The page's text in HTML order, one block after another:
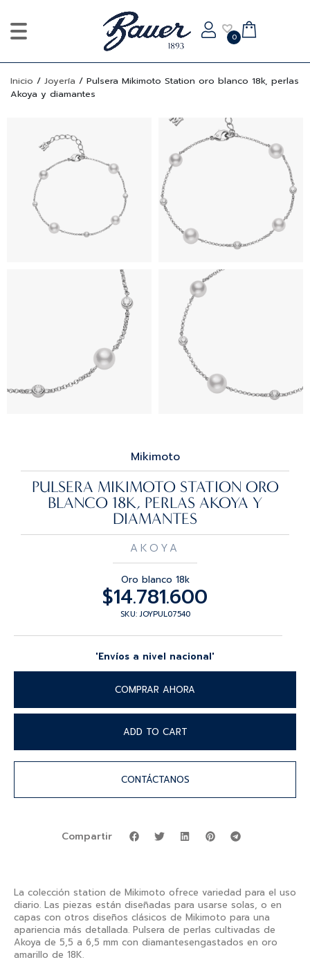
0
Inicio / Joyería / Pulsera Mikimoto Station oro blanco 18k, perlas
Akoya y diamantes
Mikimoto
PULSERA MIKIMOTO STATION ORO
BLANCO 18K, PERLAS AKOYA Y
DIAMANTES
AKOYA
Oro blanco 18k
$14.781.600
SKU: JOYPUL07540
'Envíos a nivel nacional'
COMPRAR AHORA
ADD TO CART
CONTÁCTANOS
Compartir
La colección station de Mikimoto ofrece variedad para el uso
diario. Las piezas están diseñadas para usarse solas, o en
capas con otros diseños clásicos de Mikimoto para una
apariencia más detallada. Pulsera de perlas cultivadas de
Akoya de 5,5 a 6,5 ​​mm con diamantesengastados en oro
amarillo de 18K.